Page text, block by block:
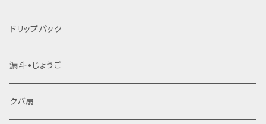
生豆
焙煎豆
ドリップパック
漏斗•じょうご
クバ扇